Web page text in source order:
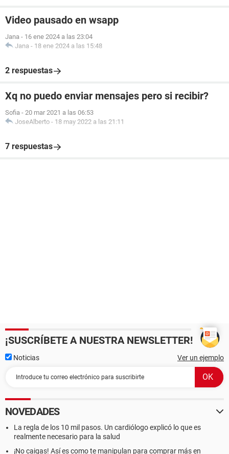
Video pausado en wsapp
Jana - 16 ene 2024 a las 23:04
Jana - 18 ene 2024 a las 15:48
2 respuestas
Xq no puedo enviar mensajes pero si recibir?
Sofia - 20 mar 2021 a las 06:53
JoseAlberto - 18 may 2022 a las 21:11
7 respuestas
¡SUSCRÍBETE A NUESTRA NEWSLETTER!
Noticias Ver un ejemplo
NOVEDADES
La regla de los 10 mil pasos. Un cardiólogo explicó lo que es
realmente necesario para la salud
¡No caigas! Así es como te manipulan para comprar más en